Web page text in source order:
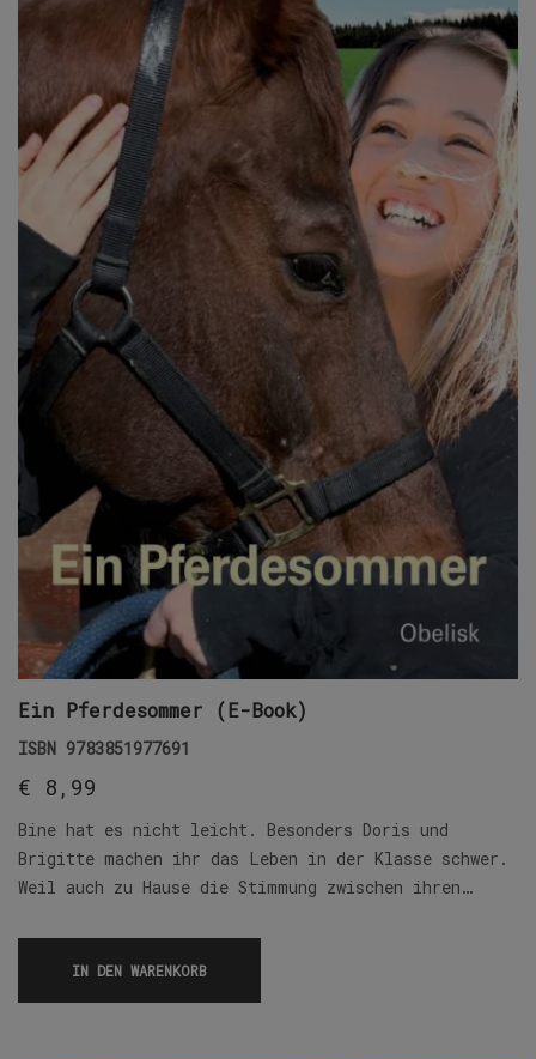
Ein Pferdesommer (E-Book)
ISBN 9783851977691
€ 8,99
Bine hat es nicht leicht. Besonders Doris und
Brigitte machen ihr das Leben in der Klasse schwer.
Weil auch zu Hause die Stimmung zwischen ihren…
IN DEN WARENKORB